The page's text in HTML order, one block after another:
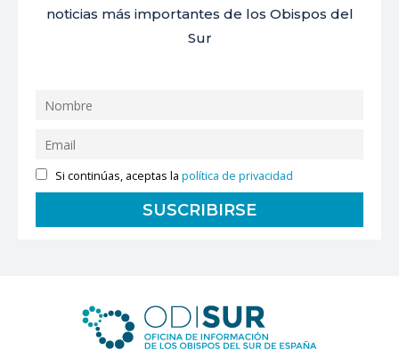
noticias más importantes de los Obispos del
Sur
Si continúas, aceptas lapolítica de privacidad